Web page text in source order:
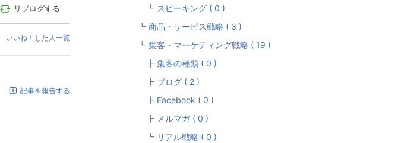
リブログする
いいね！した人一覧
記事を報告する
┗ スピーキング ( 0 )
┗ 商品・サービス戦略 ( 3 )
┗ 集客・マーケティング戦略 ( 19 )
┣ 集客の種類 ( 0 )
┣ ブログ ( 2 )
┣ Facebook ( 0 )
┣ メルマガ ( 0 )
┗ リアル戦略 ( 0 )